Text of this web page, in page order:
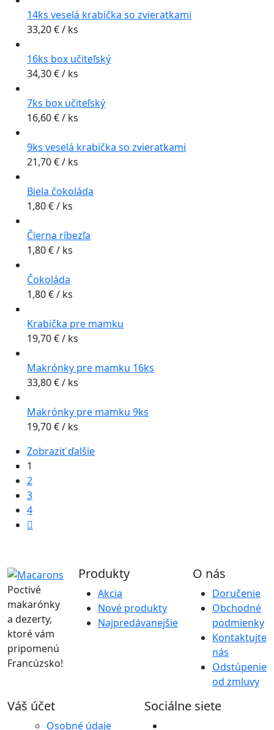
Maxi makrónky (4)
Najpredávanejšie (43)
Narodeniny (16)
Nové produkty (19)
Podľa udalosti (16)
Salted Caramel (3)
Tokajské Vína (6)
Cena
Filtrovať
14ks veselá krabička so zvieratkami
33,20€/ ks
16ks box učiteľský
34,30€/ ks
7ks box učiteľský
16,60€/ ks
9ks veselá krabička so zvieratkami
21,70€/ ks
Biela čokoláda
1,80€/ ks
Čierna ríbezľa
1,80€/ ks
Čokoláda
1,80€/ ks
Krabička pre mamku
19,70€/ ks
Makrónky pre mamku 16ks
33,80€/ ks
Makrónky pre mamku 9ks
19,70€/ ks
Zobraziť ďalšie
1
2
3
4
Poctivé
makarónky
a dezerty,
ktoré vám
pripomenú
Francúzsko!
Produkty
Akcia
Nové produkty
Najpredávanejšie
O nás
Doručenie
Obchodné
podmienky
Kontaktujte
nás
Odstúpenie
od zmluvy
Váš účet
Osobné údaje
Sociálne siete